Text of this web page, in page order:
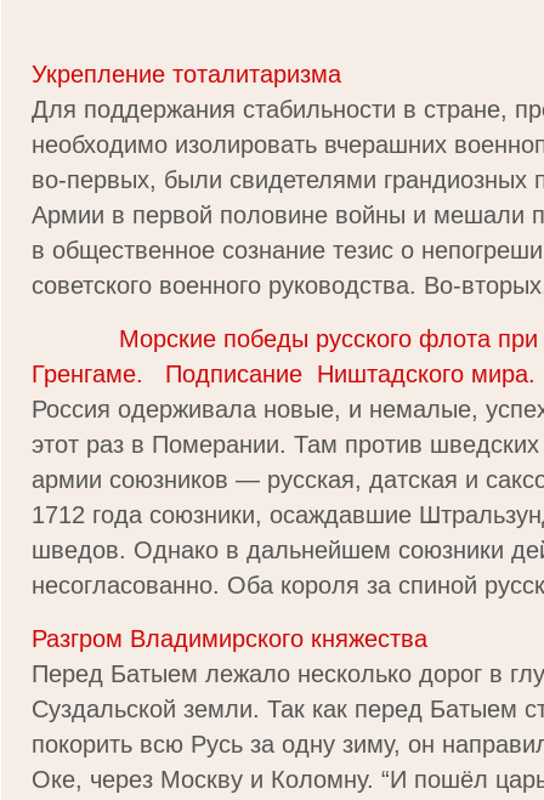
Укрепление тоталитаризма
Для поддержания стабильности в стране,
необходимо изолировать вчерашних
во-первых, были свидетелями грандиозных
Армии в первой половине войны и мешали
в общественное сознание тезис о
советского военного руководства. Во-
Морские победы русского флота при
Гренгаме. Подписание Ништадского мира.
Россия одерживала новые, и немалые,
этот раз в Померании. Там против
армии союзников — русская, датская и
1712 года союзники, осаждавшие
шведов. Однако в дальнейшем союзники
несогласованно. Оба короля за спиной
Разгром Владимирского княжества
Перед Батыем лежало несколько дорог в
Суздальской земли. Так как перед Батыем
покорить всю Русь за одну зиму, он
Оке, через Москву и Коломну. “И пошёл